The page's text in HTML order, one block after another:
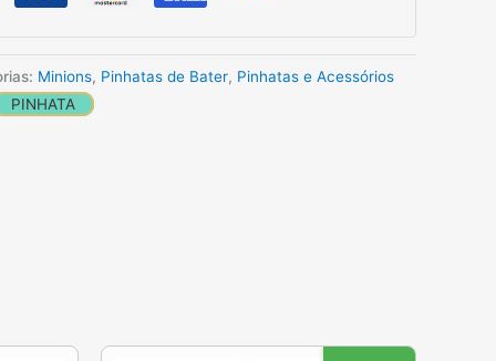
Minions, Pinhatas de Bater, Pinhatas e Acessórios
PINHATA